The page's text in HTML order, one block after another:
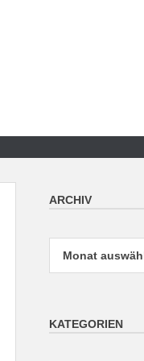
ARCHIV
KATEGORIEN